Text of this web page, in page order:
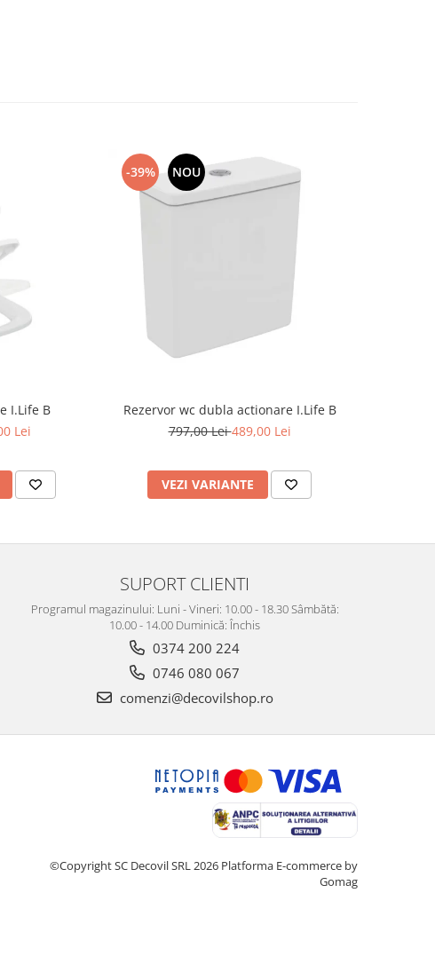
I.Life B
Lei
-39% NOU
Rezervor wc dubla actionare I.Life B
797,00 Lei489,00 Lei
VEZI VARIANTE
SUPORT CLIENTI
Programul magazinului: Luni - Vineri: 10.00 - 18.30 Sâmbătă:
10.00 - 14.00 Duminică: Închis
0374 200 224
0746 080 067
comenzi@decovilshop.ro
©Copyright SC Decovil SRL 2026 Platforma E-commerce by
Gomag